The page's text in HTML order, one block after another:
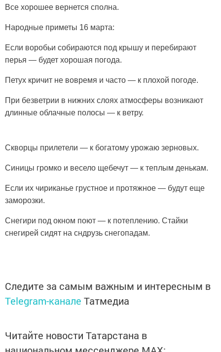
Все хорошее вернется сполна.
Народные приметы 16 марта:
Если воробьи собираются под крышу и перебирают
перья — будет хорошая погода.
Петух кричит не вовремя и часто — к плохой погоде.
При безветрии в нижних слоях атмосферы возникают
длинные облачные полосы — к ветру.
Скворцы прилетели — к богатому урожаю зерновых.
Синицы громко и весело щебечут — к теплым денькам.
Если их чириканье грустное и протяжное — будут еще
заморозки.
Снегири под окном поют — к потеплению. Стайки
снегирей сидят на сндрузь снегопадам.
Следите за самым важным и интересным в
Telegram-канале Татмедиа
Читайте новости Татарстана в